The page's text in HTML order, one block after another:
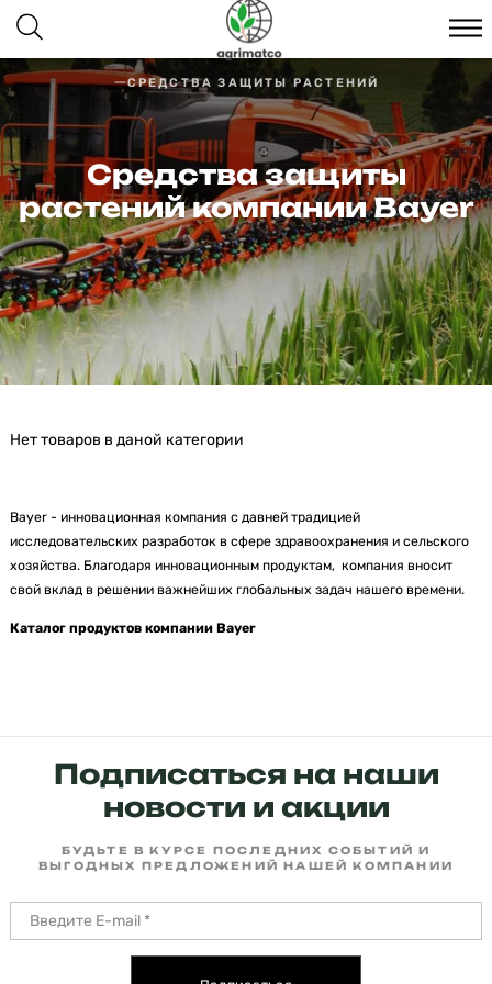
СРЕДСТВА ЗАЩИТЫ РАСТЕНИЙ
Средства защиты
растений компании Bayer
Нет товаров в даной категории
Bayer - инновационная компания с давней традицией
исследовательских разработок в сфере здравоохранения и сельского
хозяйства. Благодаря инновационным продуктам, компания вносит
свой вклад в решении важнейших глобальных задач нашего времени.
Каталог продуктов компании Bayer
Подписаться на наши
новости и акции
БУДЬТЕ В КУРСЕ ПОСЛЕДНИХ СОБЫТИЙ И
ВЫГОДНЫХ ПРЕДЛОЖЕНИЙ НАШЕЙ КОМПАНИИ